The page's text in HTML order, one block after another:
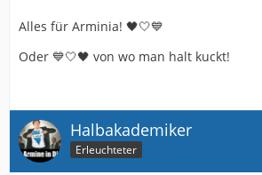
Alles für Arminia! 🖤🤍💙
Oder 💙🤍🖤 von wo man halt kuckt!
Halbakademiker
Erleuchteter